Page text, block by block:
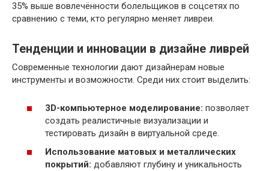
35% выше вовлечённости болельщиков в соцсетях по
сравнению с теми, кто регулярно меняет ливреи.
Тенденции и инновации в дизайне ливрей
Современные технологии дают дизайнерам новые
инструменты и возможности. Среди них стоит выделить:
3D-компьютерное моделирование: позволяет
создать реалистичные визуализации и
тестировать дизайн в виртуальной среде.
Использование матовых и металлических
покрытий: добавляют глубину и уникальность